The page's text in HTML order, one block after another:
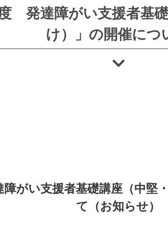
度 発達障がい支援者基
け）」の開催につ
障がい支援者基礎講座（中堅
て（お知らせ）